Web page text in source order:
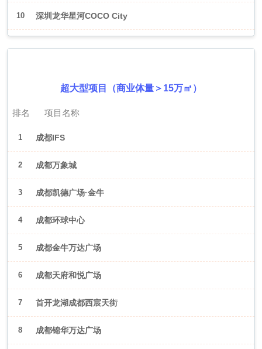
10 深圳龙华星河COCO City
超大型项目（商业体量＞15万㎡）
排名 项目名称
1 成都IFS
2 成都万象城
3 成都凯德广场·金牛
4 成都环球中心
5 成都金牛万达广场
6 成都天府和悦广场
7 首开龙湖成都西宸天街
8 成都锦华万达广场